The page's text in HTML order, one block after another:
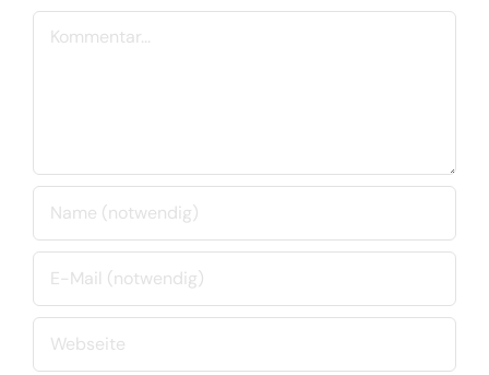
Kommentar